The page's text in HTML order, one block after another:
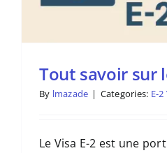
Tout savoir sur
By lmazade | Categories: E-2
Le Visa E-2 est une